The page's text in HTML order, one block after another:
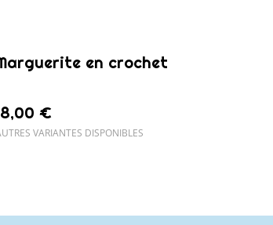
en crochet
€
VARIANTES DISPONIBLES